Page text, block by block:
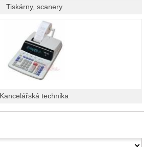
Tiskárny, scanery
Kancelářská technika